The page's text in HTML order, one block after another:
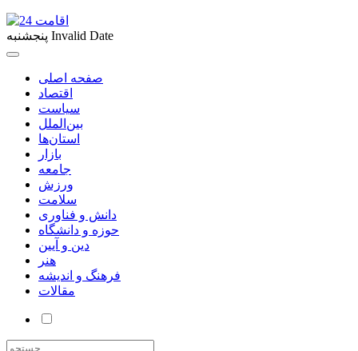
پنجشنبه Invalid Date
صفحه اصلی
اقتصاد
سیاست
بین‌الملل
استان‌ها
بازار
جامعه
ورزش
سلامت
دانش و فناوری
حوزه و دانشگاه
دین و آیین
هنر
فرهنگ و اندیشه
مقالات